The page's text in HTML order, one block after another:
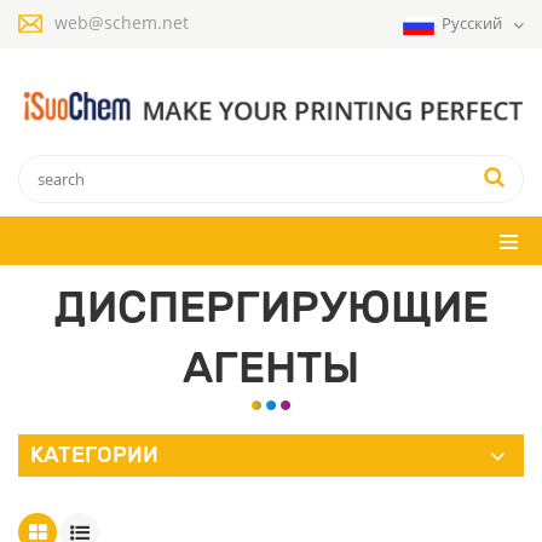
web@schem.net Русский
ДИСПЕРГИРУЮЩИЕ
АГЕНТЫ
КАТЕГОРИИ